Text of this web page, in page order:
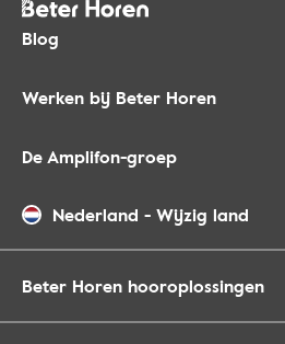
Blog
Werken bij Beter Horen
De Amplifon-groep
Nederland - Wijzig land
Beter Horen hooroplossingen